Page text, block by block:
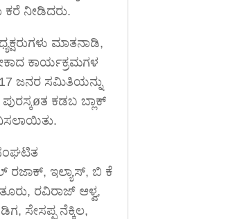
ನೀಡಿದರು.
ಮಾತನಾಡಿ,
ಕಾರ್ಯಕ್ರಮಗಳ
17 ಜನರ ಸಮಿತಿಯನ್ನು
ಕಡಬ ಬ್ಲಾಕ್
ರಜಾಕ್, ಇಲ್ಯಾಸ್, ಬಿ ಕೆ
ರವಿರಾಜ್ ಆಳ್ವ,
ಸೇಸಪ್ಪ ನೆಕ್ಕಿಲ,